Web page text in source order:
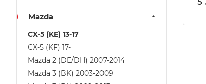
Mazda
CX-5 (KE) 13-17
CX-5 (KF) 17-
Mazda 2 (DE/DH) 2007-2014
Mazda 3 (BK) 2003-2009